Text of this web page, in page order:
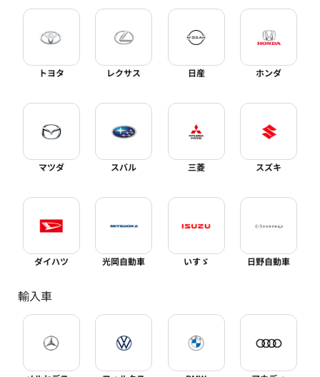
トヨタ レクサス 日産 ホンダ
マツダ スバル 三菱 スズキ
ダイハツ 光岡自動車 いすゞ 日野自動車
輸入車